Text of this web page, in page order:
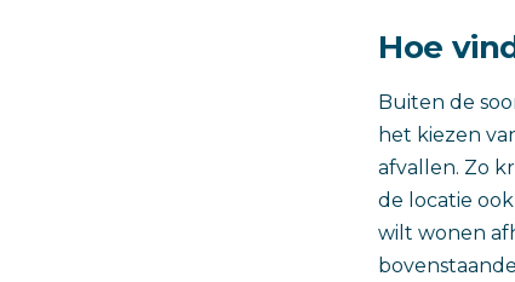
Hoe
Buiten de
het kiezen
afvallen. Zo
de locatie
wilt wonen